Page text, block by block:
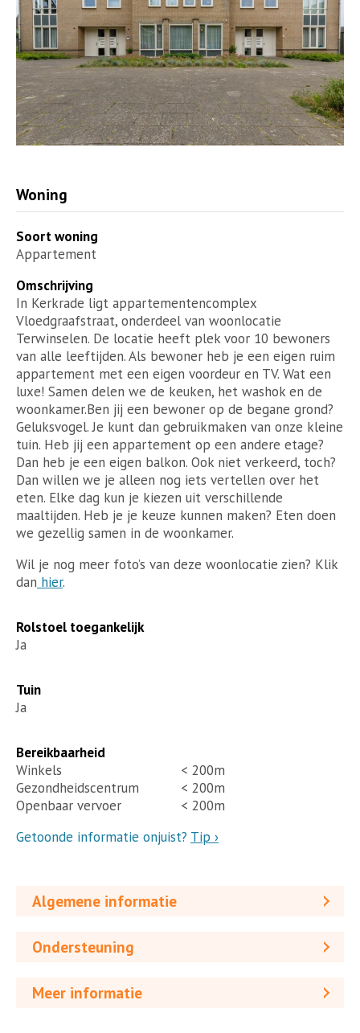
Woning
Soort woning
Appartement
Omschrijving
In Kerkrade ligt appartementencomplex
Vloedgraafstraat, onderdeel van woonlocatie
Terwinselen. De locatie heeft plek voor 10 bewoners
van alle leeftijden. Als bewoner heb je een eigen ruim
appartement met een eigen voordeur en TV. Wat een
luxe! Samen delen we de keuken, het washok en de
woonkamer.Ben jij een bewoner op de begane grond?
Geluksvogel. Je kunt dan gebruikmaken van onze kleine
tuin. Heb jij een appartement op een andere etage?
Dan heb je een eigen balkon. Ook niet verkeerd, toch?
Dan willen we je alleen nog iets vertellen over het
eten. Elke dag kun je kiezen uit verschillende
maaltijden. Heb je je keuze kunnen maken? Eten doen
we gezellig samen in de woonkamer.
Wil je nog meer foto’s van deze woonlocatie zien? Klik
dan hier.
Rolstoel toegankelijk
Ja
Tuin
Ja
Bereikbaarheid
Winkels
< 200m
Gezondheidscentrum
< 200m
Openbaar vervoer
< 200m
Getoonde informatie onjuist? Tip ›
Algemene informatie
Ondersteuning
Meer informatie